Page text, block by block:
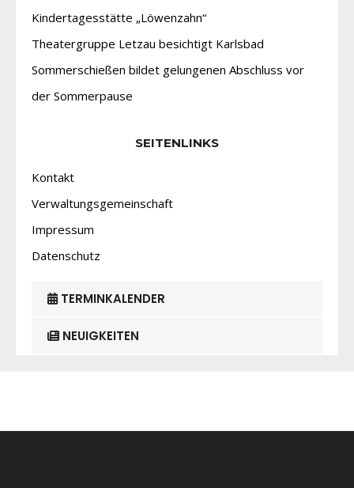
Kindertagesstätte „Löwenzahn“
Theatergruppe Letzau besichtigt Karlsbad
Sommerschießen bildet gelungenen Abschluss vor
der Sommerpause
SEITENLINKS
Kontakt
Verwaltungsgemeinschaft
Impressum
Datenschutz
TERMINKALENDER
NEUIGKEITEN